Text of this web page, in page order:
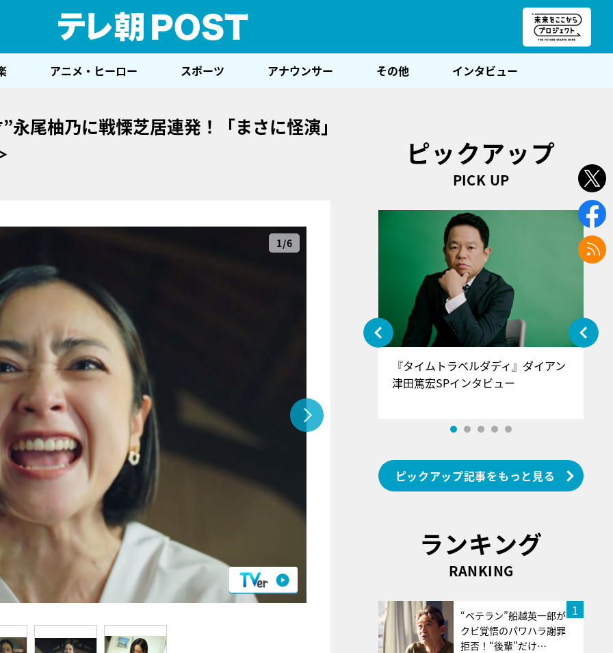
アニメ・ヒーロー スポーツ アナウンサー その他 インタビュー
尾柚乃に戦慄芝居連発！「まさに怪演」
1/6
ピックアップ
PICK UP
ビュー
『タイムトラベルダディ』ダイアン
津田篤宏SPインタビュー
ピックアップ記事をもっと見る
ランキング
RANKING
1
“ベテラン”船越英一郎が
クビ覚悟のパワハラ謝罪
拒否！“後輩”だけ…